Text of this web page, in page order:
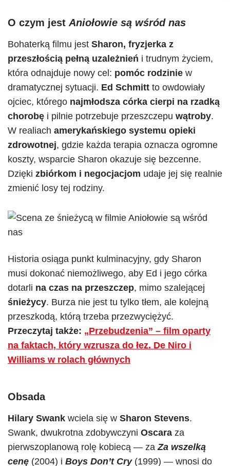
O czym jest Aniołowie są wśród nas
Bohaterką filmu jest Sharon, fryzjerka z
przeszłością pełną uzależnień i trudnym życiem,
która odnajduje nowy cel: pomóc rodzinie w
dramatycznej sytuacji. Ed Schmitt to owdowiały
ojciec, którego najmłodsza córka cierpi na rzadką
chorobę i pilnie potrzebuje przeszczepu wątroby.
W realiach amerykańskiego systemu opieki
zdrowotnej, gdzie każda terapia oznacza ogromne
koszty, wsparcie Sharon okazuje się bezcenne.
Dzięki zbiórkom i negocjacjom udaje jej się realnie
zmienić losy tej rodziny.
Historia osiąga punkt kulminacyjny, gdy Sharon
musi dokonać niemożliwego, aby Ed i jego córka
dotarli na czas na przeszczep, mimo szalejącej
śnieżycy. Burza nie jest tu tylko tłem, ale kolejną
przeszkodą, którą trzeba przezwyciężyć.
Przeczytaj także: „Przebudzenia” – film oparty
na faktach, który wzrusza do łez. De Niro i
Williams w rolach głównych
Obsada
Hilary Swank wciela się w Sharon Stevens.
Swank, dwukrotna zdobywczyni Oscara za
pierwszoplanową rolę kobiecą — zaZa wszelką
cenę (2004) i Boys Don’t Cry(1999) — wnosi do